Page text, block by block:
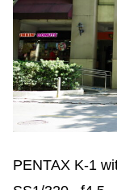
PENTAX K-1